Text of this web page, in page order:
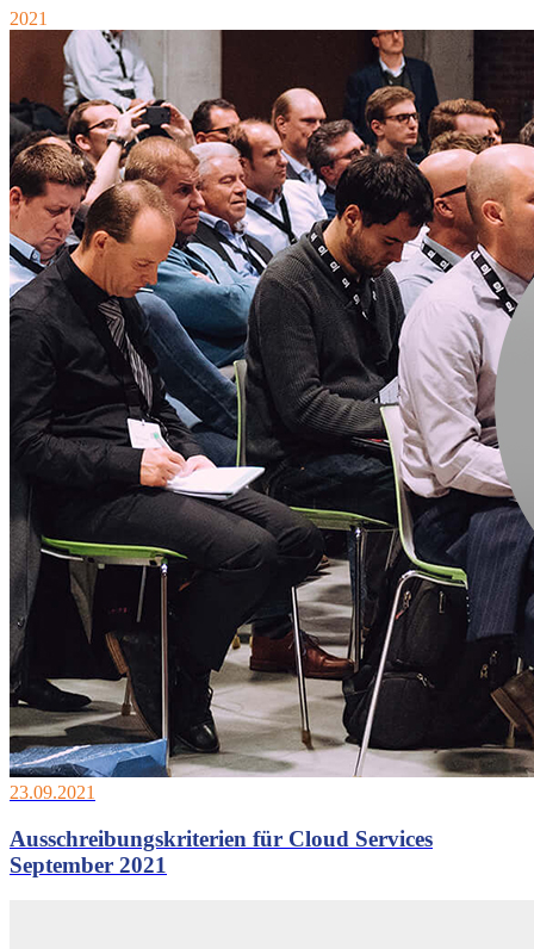
2021
23.09.2021
Ausschreibungskriterien für Cloud Services
September 2021